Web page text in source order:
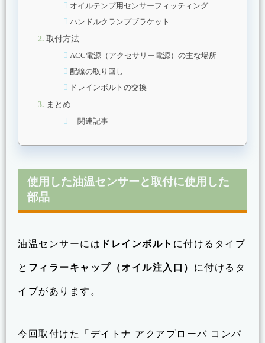
オイルテンプ用センサーフィッティング
ハンドルクランプブラケット
取付方法
ACC電源（アクセサリー電源）の主な場所
配線の取り回し
ドレインボルトの交換
まとめ
関連記事
使用した油温センサーと取付に使用した
部品
油温センサーには ドレインボルト に付けるタイプ
と フィラーキャップ（オイル注入口） に付けるタ
イプがあります。
今回取付けた「デイトナ アクアプローバ コンパ